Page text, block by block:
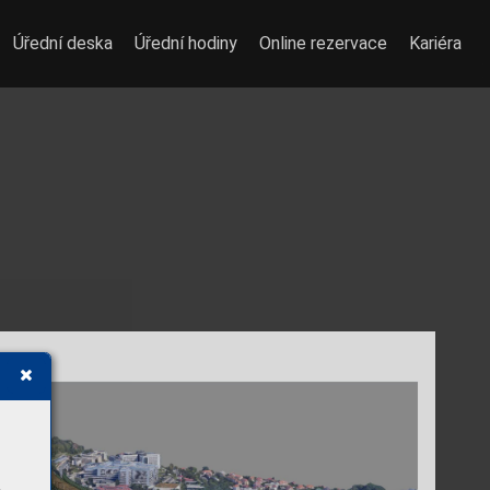
Úřední deska Úřední hodiny Online rezervace Kariéra